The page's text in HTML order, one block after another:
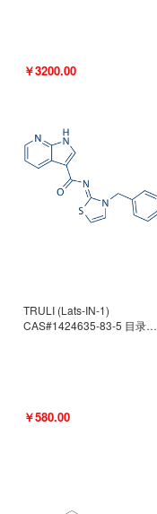
￥3200.00
TRULI (Lats-IN-1)
CAS#1424635-83-5 目录号
￥580.00